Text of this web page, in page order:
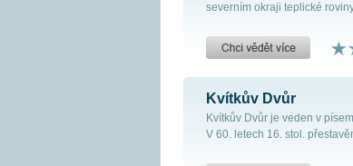
severním okraji teplické
Kvítkův Dvůr
Kvítkův Dvůr je veden v
V 60. letech 16. stol.